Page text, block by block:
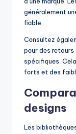
généralement
fiable.
Consultez
pour des retours
spécifiques.
forts et des
designs
Les